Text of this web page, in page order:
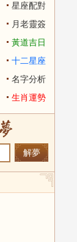
星座配對
月老靈簽
黃道吉日
十二星座
名字分析
生肖運勢